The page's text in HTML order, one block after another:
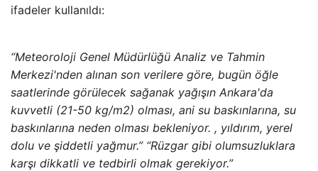
ifadeler kullanıldı:
“Meteoroloji Genel Müdürlüğü Analiz ve Tahmin
Merkezi'nden alınan son verilere göre, bugün öğle
saatlerinde görülecek sağanak yağışın Ankara'da
kuvvetli (21-50 kg/m2) olması, ani su baskınlarına, su
baskınlarına neden olması bekleniyor. , yıldırım, yerel
dolu ve şiddetli yağmur.” “Rüzgar gibi olumsuzluklara
karşı dikkatli ve tedbirli olmak gerekiyor.”